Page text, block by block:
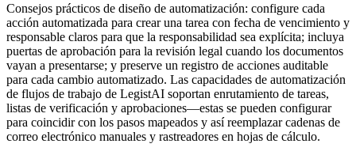
Consejos prácticos de diseño de automatización: configure cada
acción automatizada para crear una tarea con fecha de vencimiento y
responsable claros para que la responsabilidad sea explícita; incluya
puertas de aprobación para la revisión legal cuando los documentos
vayan a presentarse; y preserve un registro de acciones auditable
para cada cambio automatizado. Las capacidades de automatización
de flujos de trabajo de LegistAI soportan enrutamiento de tareas,
listas de verificación y aprobaciones—estas se pueden configurar
para coincidir con los pasos mapeados y así reemplazar cadenas de
correo electrónico manuales y rastreadores en hojas de cálculo.